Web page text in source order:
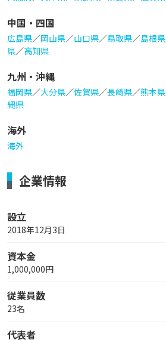
中国・四国
広島県／岡山県／山口県／鳥取県／島根県
県／高知県
九州・沖縄
福岡県／大分県／佐賀県／長崎県／熊本県
縄県
海外
海外
企業情報
設立
2018年12月3日
資本金
1,000,000円
従業員数
23名
代表者